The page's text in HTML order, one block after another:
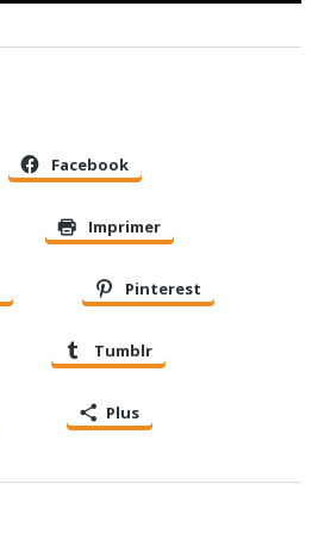
Facebook
Imprimer
Pinterest
Tumblr
Plus